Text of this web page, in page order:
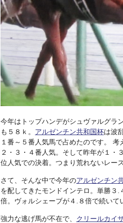
今年はトップハンデがシュヴァルグラ
も５８ｋ。 アルゼンチン共和国杯は波
１番～５番人気馬で占めたのです。 考
２・３・４番人気。そして昨年が１・
位人気での決着。つまり荒れないレー
さて、そんな中で今年のアルゼンチン
を配してきたモンドインテロ。単勝３
倍。ヴォルシェーブが４.８倍で続いて
強力な逃げ馬が不在で、 クリールカイ